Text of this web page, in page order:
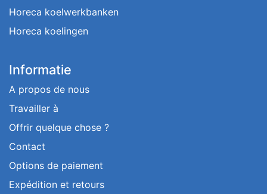
Horeca koelwerkbanken
Horeca koelingen
Informatie
A propos de nous
Travailler à
Offrir quelque chose ?
Contact
Options de paiement
Expédition et retours